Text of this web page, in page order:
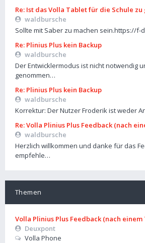
Re: Ist das Volla Tablet für die Schule
waldbursche
Sollte mit Saber zu machen sein.https://
Re: Plinius Plus kein Backup
waldbursche
Der Entwicklermodus ist nicht notwendig
genommen…
Re: Plinius Plus kein Backup
waldbursche
Korrektur: Der Nutzer Froderik ist weder
Re: Volla Plinius Plus Feedback (nach
waldbursche
Herzlich willkommen und danke für das
empfehle…
Themen
Volla Plinius Plus Feedback (nach
Deuxpont
Volla Phone